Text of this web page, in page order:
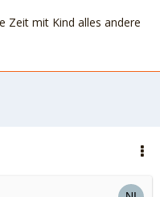
Zeit mit Kind alles andere